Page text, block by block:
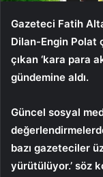
Gazeteci Fatih
Dilan-Engin Polat
çıkan ‘kara para
gündemine aldı.
Güncel sosyal
bazı gazeteciler
yürütülüyor.’ söz